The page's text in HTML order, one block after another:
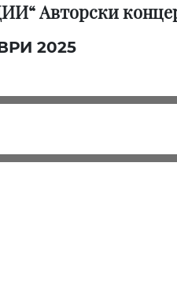
Авторски
2025